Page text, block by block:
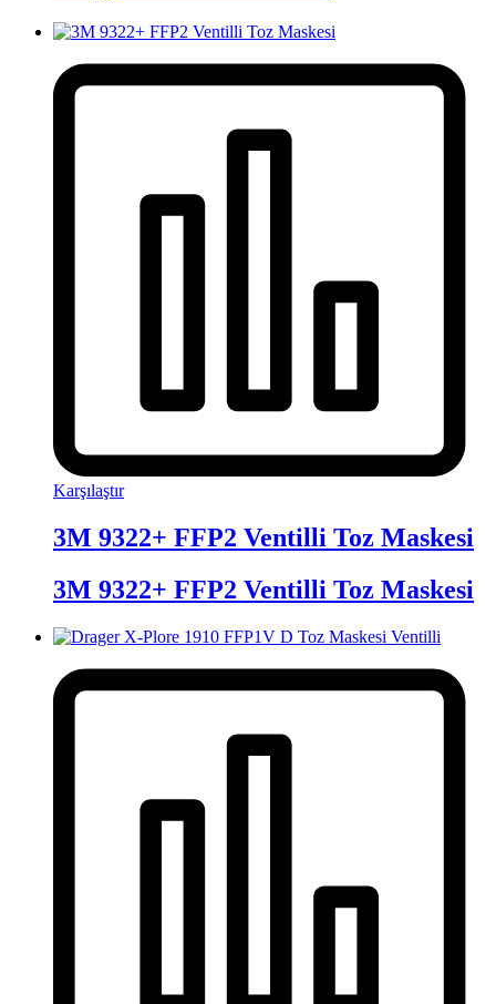
Karşılaştır
3M 9322+ FFP2 Ventilli Toz Maskesi
3M 9322+ FFP2 Ventilli Toz Maskesi